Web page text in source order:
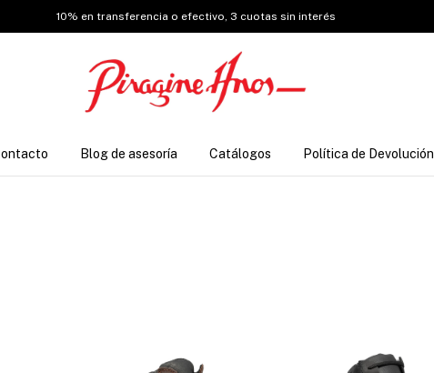
10% en transferencia o efectivo, 3 cuotas sin interés
Blog de asesoría Catálogos Política de Devolución